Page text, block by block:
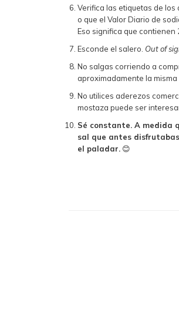
Verifica las etiquetas de
o que el Valor Diario de
Eso significa que contienen
Esconde el salero. Out of
No salgas corriendo a
aproximadamente la
No utilices aderezos
mostaza puede ser
Sé constante. A medida
sal que antes
el paladar. 😊